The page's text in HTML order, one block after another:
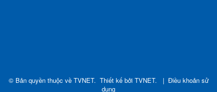
© Bản quyền thuộc về TVNET. Thiết kế bởi TVNET. | Điều khoản sử
dụng